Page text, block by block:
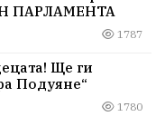
ПАРЛАМЕНТА
1787
Ще ги
Подуяне“
1780